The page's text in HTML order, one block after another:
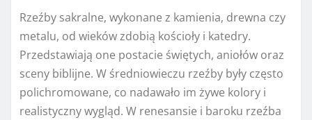
Rzeźby sakralne, wykonane z kamienia, drewna czy
metalu, od wieków zdobią kościoły i katedry.
Przedstawiają one postacie świętych, aniołów oraz
sceny biblijne. W średniowieczu rzeźby były często
polichromowane, co nadawało im żywe kolory i
realistyczny wygląd. W renesansie i baroku rzeźba